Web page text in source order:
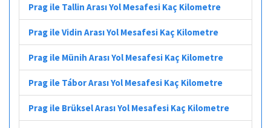
Prag ile Tallin Arası Yol Mesafesi Kaç Kilometre
Prag ile Vidin Arası Yol Mesafesi Kaç Kilometre
Prag ile Münih Arası Yol Mesafesi Kaç Kilometre
Prag ile Tábor Arası Yol Mesafesi Kaç Kilometre
Prag ile Brüksel Arası Yol Mesafesi Kaç Kilometre